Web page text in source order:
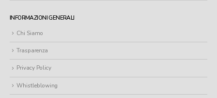
INFORMAZIONI GENERALI
Chi Siamo
Trasparenza
Privacy Policy
Whistleblowing